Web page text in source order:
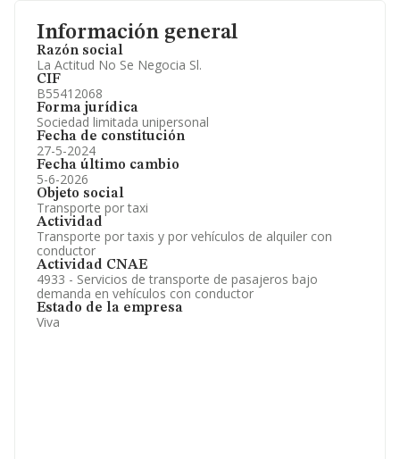
Información general
Razón social
La Actitud No Se Negocia Sl.
CIF
B55412068
Forma jurídica
Sociedad limitada unipersonal
Fecha de constitución
27-5-2024
Fecha último cambio
5-6-2026
Objeto social
Transporte por taxi
Actividad
Transporte por taxis y por vehículos de alquiler con
conductor
Actividad CNAE
4933 - Servicios de transporte de pasajeros bajo
demanda en vehículos con conductor
Estado de la empresa
Viva
Información oficial y registral complementaria.